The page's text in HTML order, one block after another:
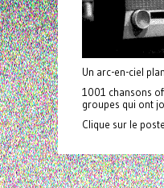
Un arc-en-ciel
1001 chansons
groupes qui ont
Clique sur le